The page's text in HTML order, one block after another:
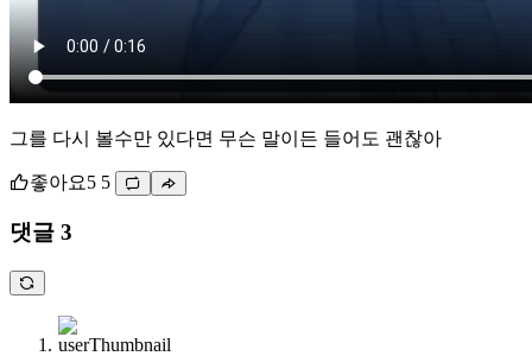
그를 다시 볼수만 있다면 무슨 말이든 들어도 괜찮아
좋아요5 5
댓글 3